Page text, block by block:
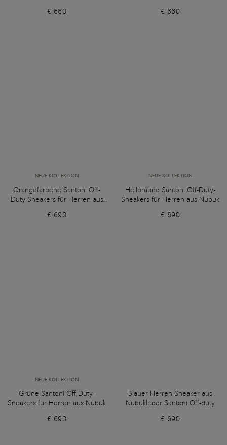
€ 660
€ 660
NEUE KOLLEKTION
Orangefarbene Santoni Off-
Duty-Sneakers für Herren aus
€ 690
NEUE KOLLEKTION
Hellbraune Santoni Off-Duty-
Sneakers für Herren aus Nubuk
€ 690
NEUE KOLLEKTION
Grüne Santoni Off-Duty-
Sneakers für Herren aus Nubuk
€ 690
Blauer Herren-Sneaker aus
Nubukleder Santoni Off-duty
€ 690